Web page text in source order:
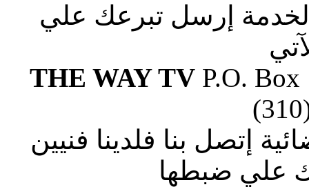
إرسل تبرعك علي
THE WAY TVP.O. Box
إتصل بنا فلدينا فنيين
علي ضبطها